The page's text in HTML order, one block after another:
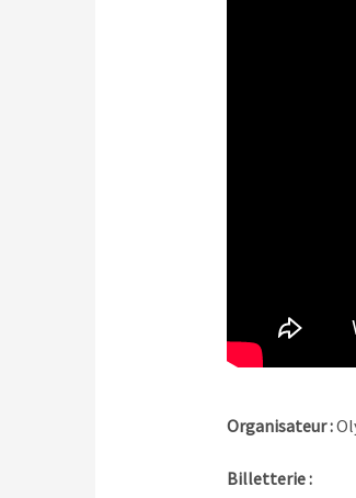
Organisateur :
Billetterie :